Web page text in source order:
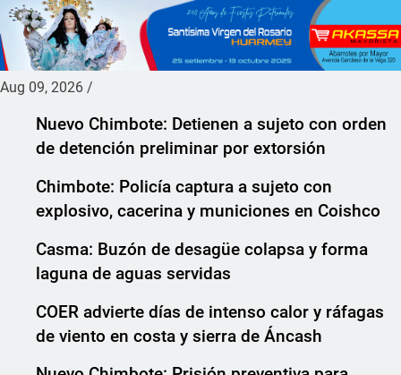
Aug 09, 2026 /
Nuevo Chimbote: Detienen a sujeto con orden
de detención preliminar por extorsión
Chimbote: Policía captura a sujeto con
explosivo, cacerina y municiones en Coishco
Casma: Buzón de desagüe colapsa y forma
laguna de aguas servidas
COER advierte días de intenso calor y ráfagas
de viento en costa y sierra de Áncash